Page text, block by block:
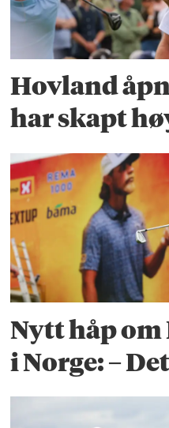
Hovland
har skapt
Nytt håp
i Norge: –